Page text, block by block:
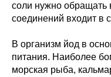
соли нужно обращать
соединений входит в
В организм йод в
питания. Наиболее
морская рыба,